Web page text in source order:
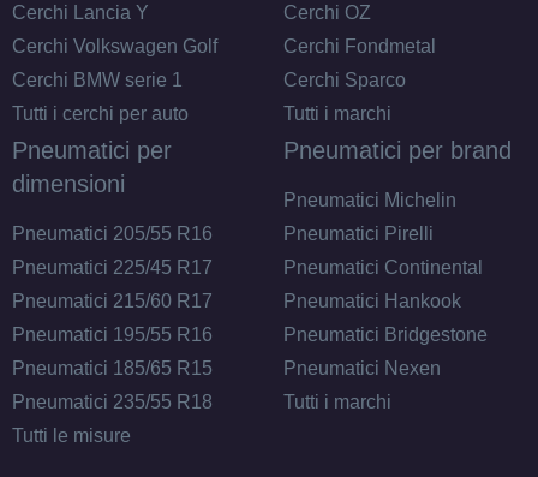
Cerchi Lancia Y
Cerchi Volkswagen Golf
Cerchi BMW serie 1
Tutti i cerchi per auto
Cerchi OZ
Cerchi Fondmetal
Cerchi Sparco
Tutti i marchi
Pneumatici per
dimensioni
Pneumatici 205/55 R16
Pneumatici 225/45 R17
Pneumatici 215/60 R17
Pneumatici 195/55 R16
Pneumatici 185/65 R15
Pneumatici 235/55 R18
Tutti le misure
Pneumatici per brand
Pneumatici Michelin
Pneumatici Pirelli
Pneumatici Continental
Pneumatici Hankook
Pneumatici Bridgestone
Pneumatici Nexen
Tutti i marchi